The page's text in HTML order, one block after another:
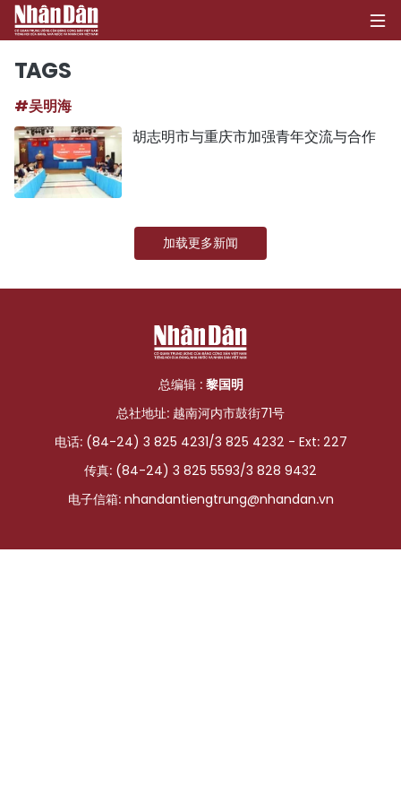
社会
环保
文化
体育
国际
旅游
友谊桥梁
史海
TAGS
#吴明海
胡志明市与重庆市加强青年交流与合作
加载更多新闻
总编辑 : 黎国明
总社地址: 越南河内市鼓街71号
电话: (84-24) 3 825 4231/3 825 4232 - Ext: 227
传真: (84-24) 3 825 5593/3 828 9432
电子信箱: nhandantiengtrung@nhandan.vn